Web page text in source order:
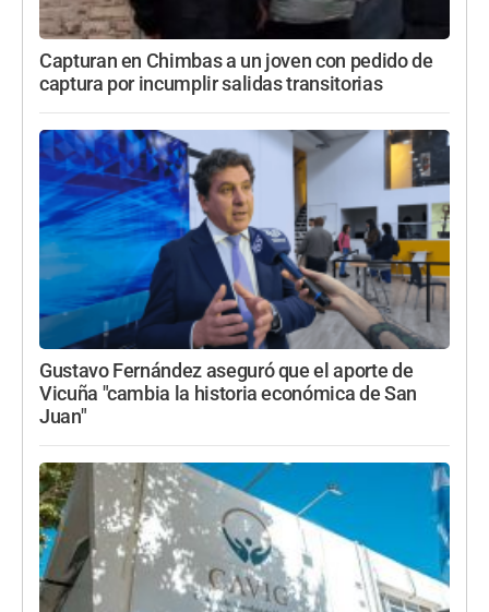
Capturan en Chimbas a un joven con pedido de
captura por incumplir salidas transitorias
Gustavo Fernández aseguró que el aporte de
Vicuña "cambia la historia económica de San
Juan"